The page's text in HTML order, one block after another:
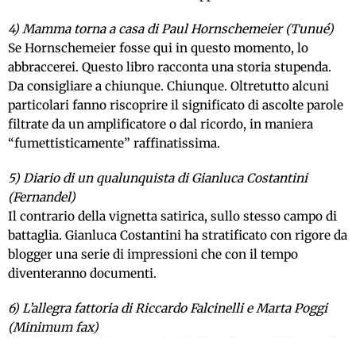
4) Mamma torna a casa di Paul Hornschemeier (Tunué)
Se Hornschemeier fosse qui in questo momento, lo
abbraccerei. Questo libro racconta una storia stupenda.
Da consigliare a chiunque. Chiunque. Oltretutto alcuni
particolari fanno riscoprire il significato di ascolte parole
filtrate da un amplificatore o dal ricordo, in maniera
“fumettisticamente” raffinatissima.
5) Diario di un qualunquista di Gianluca Costantini
(Fernandel)
Il contrario della vignetta satirica, sullo stesso campo di
battaglia. Gianluca Costantini ha stratificato con rigore da
blogger una serie di impressioni che con il tempo
diventeranno documenti.
6) L’allegra fattoria di Riccardo Falcinelli e Marta Poggi
(Minimum fax)